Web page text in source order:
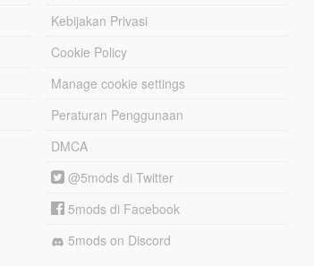
Kebijakan Privasi
Cookie Policy
Manage cookie settings
Peraturan Penggunaan
DMCA
@5mods di Twitter
5mods di Facebook
5mods on Discord